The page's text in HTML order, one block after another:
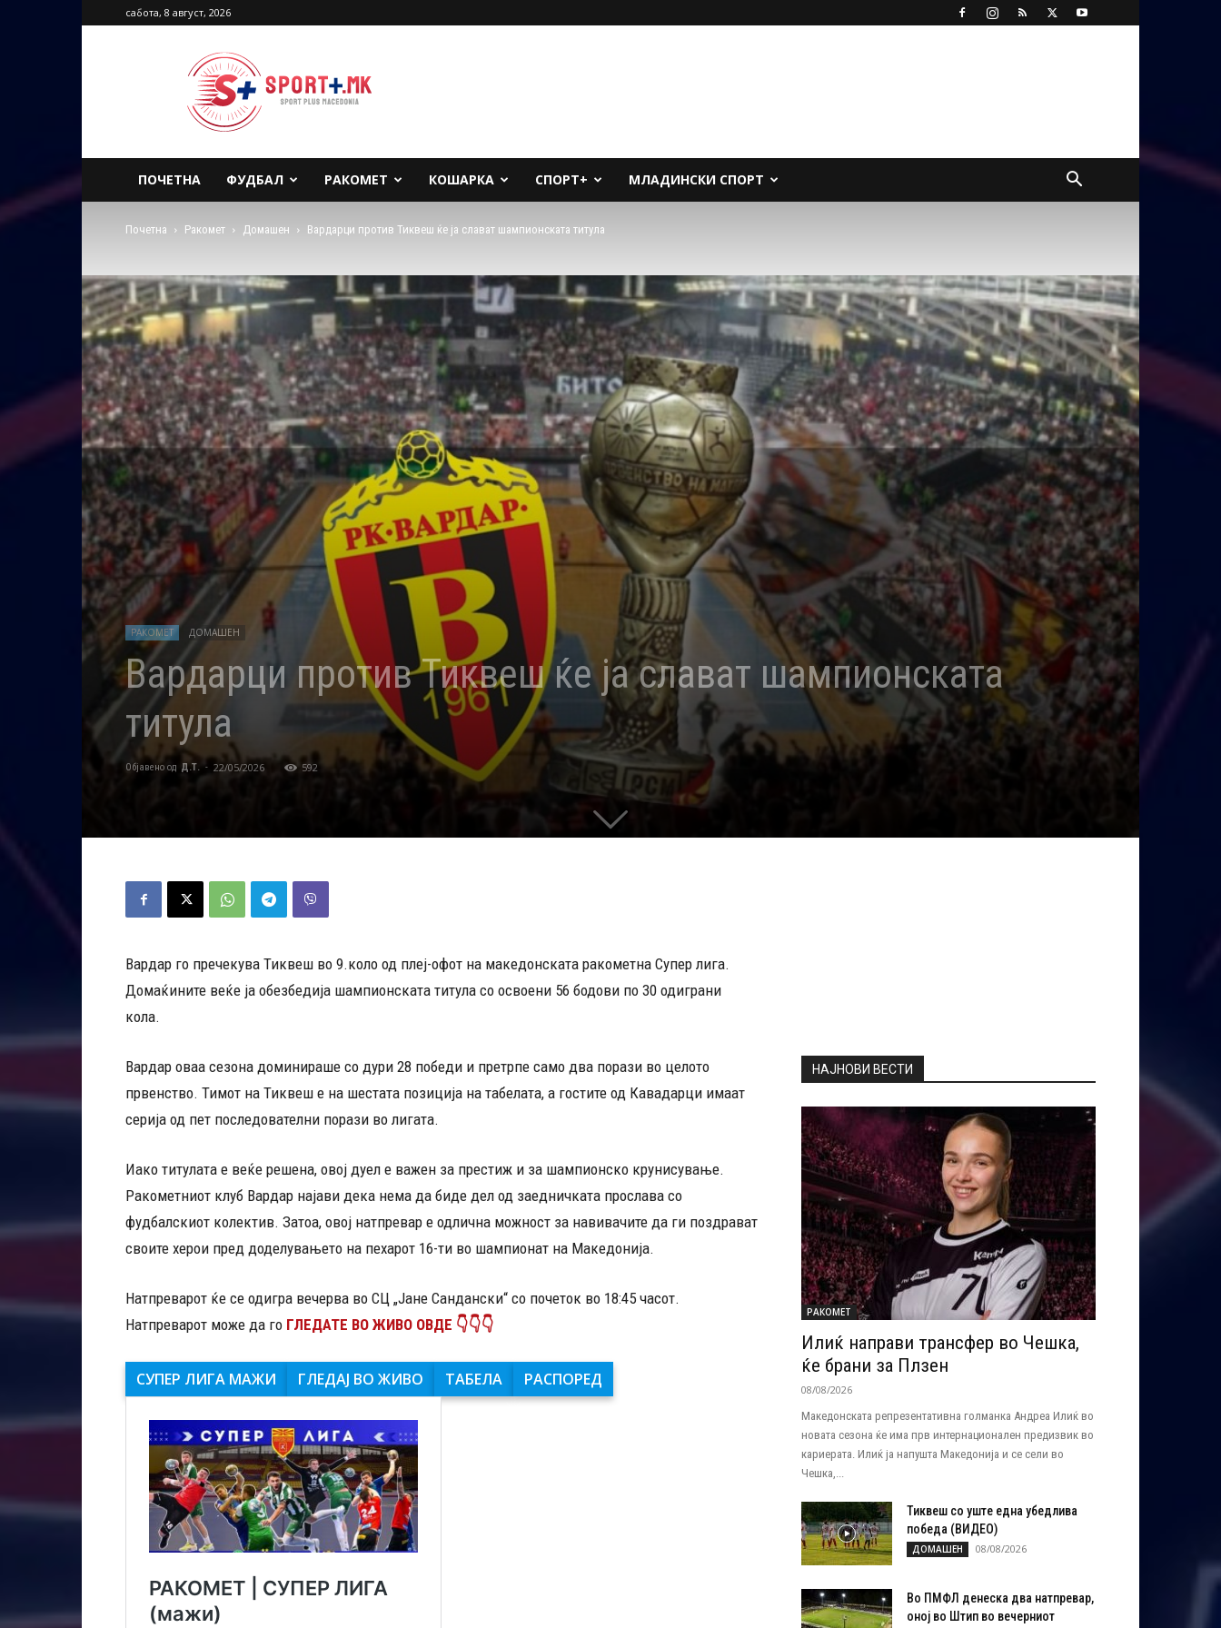
сабота, 8 август, 2026
Sport
Plus
Macedonia
ПОЧЕТНА ФУДБАЛ РАКОМЕТ КОШАРКА СПОРТ+ МЛАДИНСКИ СПОРТ
Почетна Ракомет Домашен Вардарци против Тиквеш ќе ја слават шампионската титула
РАКОМЕТ ДОМАШЕН
Вардарци против Тиквеш ќе ја слават шампионската
титула
Објавено од Д.Т. - 22/05/2026 592
Вардар го пречекува Тиквеш во 9.коло од плеј-офот на македонската ракометна Супер лига.
Домаќините веќе ја обезбедија шампионската титула со освоени 56 бодови по 30 одиграни
кола.
Вардар оваа сезона доминираше со дури 28 победи и претрпе само два порази во целото
првенство. Тимот на Тиквеш е на шестата позиција на табелата, а гостите од Кавадарци имаат
серија од пет последователни порази во лигата.
Иако титулата е веќе решена, овој дуел е важен за престиж и за шампионско крунисување.
Ракометниот клуб Вардар најави дека нема да биде дел од заедничката прослава со
фудбалскиот колектив. Затоа, овој натпревар е одлична можност за навивачите да ги поздрават
своите херои пред доделувањето на пехарот 16-ти во шампионат на Македонија.
Натпреварот ќе се одигра вечерва во СЦ „Јане Сандански“ со почеток во 18:45 часот.
Натпреварот може да го ГЛЕДАТЕ ВО ЖИВО ОВДЕ 👇👇👇
СУПЕР ЛИГА МАЖИ ГЛЕДАЈ ВО ЖИВО ТАБЕЛА РАСПОРЕД
НАЈНОВИ ВЕСТИ
РАКОМЕТ
Илиќ направи трансфер во Чешка,
ќе брани за Плзен
08/08/2026
Македонската репрезентативна голманка Андреа Илиќ во
новата сезона ќе има прв интернационален предизвик во
кариерата. Илиќ ја напушта Македонија и се сели во
Чешка,...
Тиквеш со уште една убедлива
победа (ВИДЕО)
ДОМАШЕН 08/08/2026
Во ПМФЛ денеска два натпревар,
оној во Штип во вечерниот